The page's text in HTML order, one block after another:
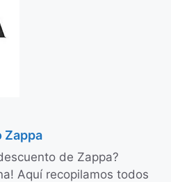
Zappa
de Zappa?
Aquí recopilamos todos